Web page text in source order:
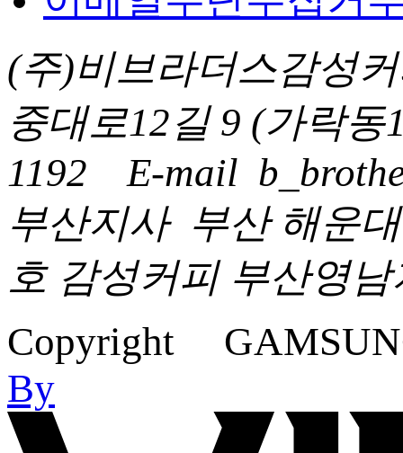
(주)비브라더스감성
중대로12길 9 (가락
1192E-mail
부산지사부산 해운대
호 감성커피 부산영남
Copyright
By